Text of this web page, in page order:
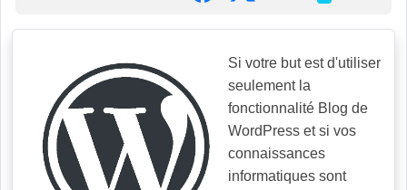
Si votre but est d'utiliser
seulement la
fonctionnalité Blog de
WordPress et si vos
connaissances
informatiques sont